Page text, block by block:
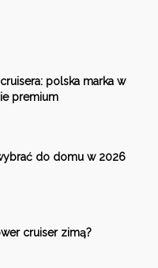
polska marka w
premium
do domu w 2026
cruiser zimą?